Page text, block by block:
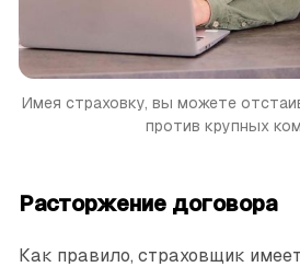
Имея страховку, вы можете
против крупных
Расторжение договора
Как правило, страховщик